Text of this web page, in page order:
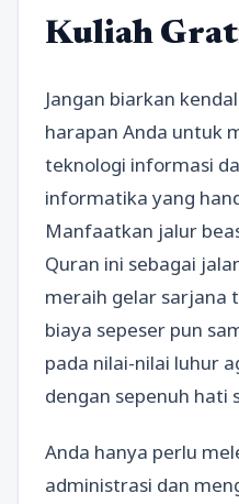
Kuliah
Jangan biarkan
harapan Anda untuk
teknologi informasi
informatika yang
Manfaatkan jalur
Quran ini sebagai
meraih gelar sarjana
biaya sepeser pun
pada nilai-nilai luhur
dengan sepenuh hati
Anda hanya perlu
administrasi dan